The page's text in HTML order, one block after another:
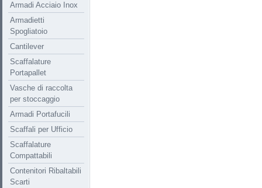
Armadi Acciaio Inox
Armadietti
Spogliatoio
Cantilever
Scaffalature
Portapallet
Vasche di raccolta
per stoccaggio
Armadi Portafucili
Scaffali per Ufficio
Scaffalature
Compattabili
Contenitori Ribaltabili
Scarti